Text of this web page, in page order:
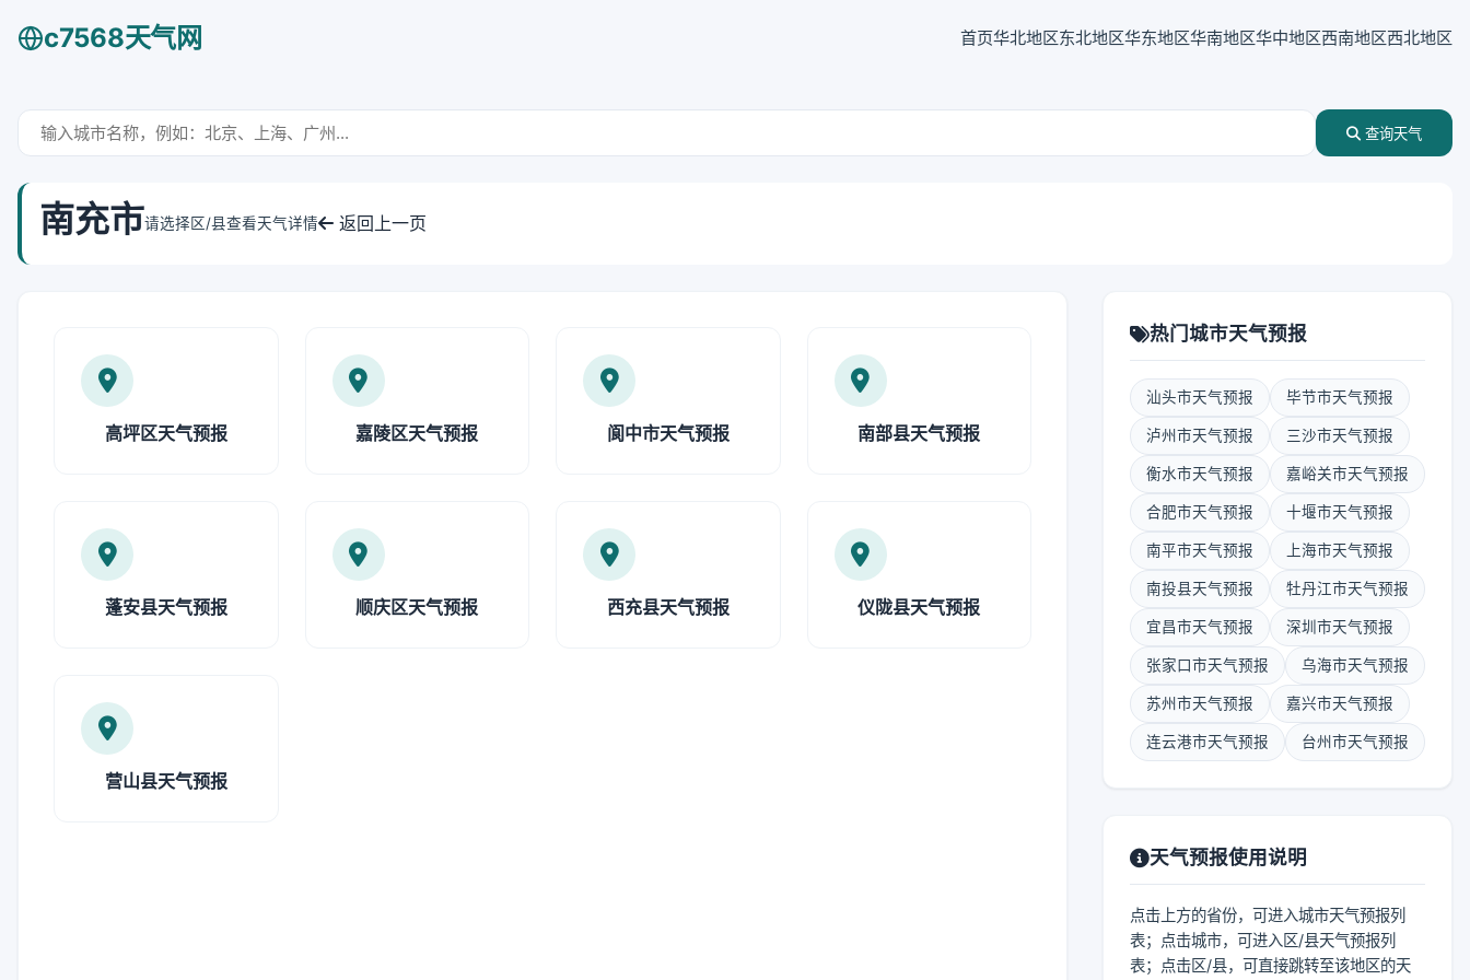
c7568天气网 首页华北地区东北地区华东地区华南地区华中地区西南地区西北地区
查询天气
南充市请选择区/县查看天气详情 返回上一页
高坪区天气预报 嘉陵区天气预报 阆中市天气预报 南部县天气预报
蓬安县天气预报 顺庆区天气预报 西充县天气预报 仪陇县天气预报
营山县天气预报
热门城市天气预报
汕头市天气预报 毕节市天气预报
泸州市天气预报 三沙市天气预报
衡水市天气预报 嘉峪关市天气预报
合肥市天气预报 十堰市天气预报
南平市天气预报 上海市天气预报
南投县天气预报 牡丹江市天气预报
宜昌市天气预报 深圳市天气预报
张家口市天气预报 乌海市天气预报
苏州市天气预报 嘉兴市天气预报
连云港市天气预报 台州市天气预报
天气预报使用说明
点击上方的省份，可进入城市天气预报列
表；点击城市，可进入区/县天气预报列
表；点击区/县，可直接跳转至该地区的天